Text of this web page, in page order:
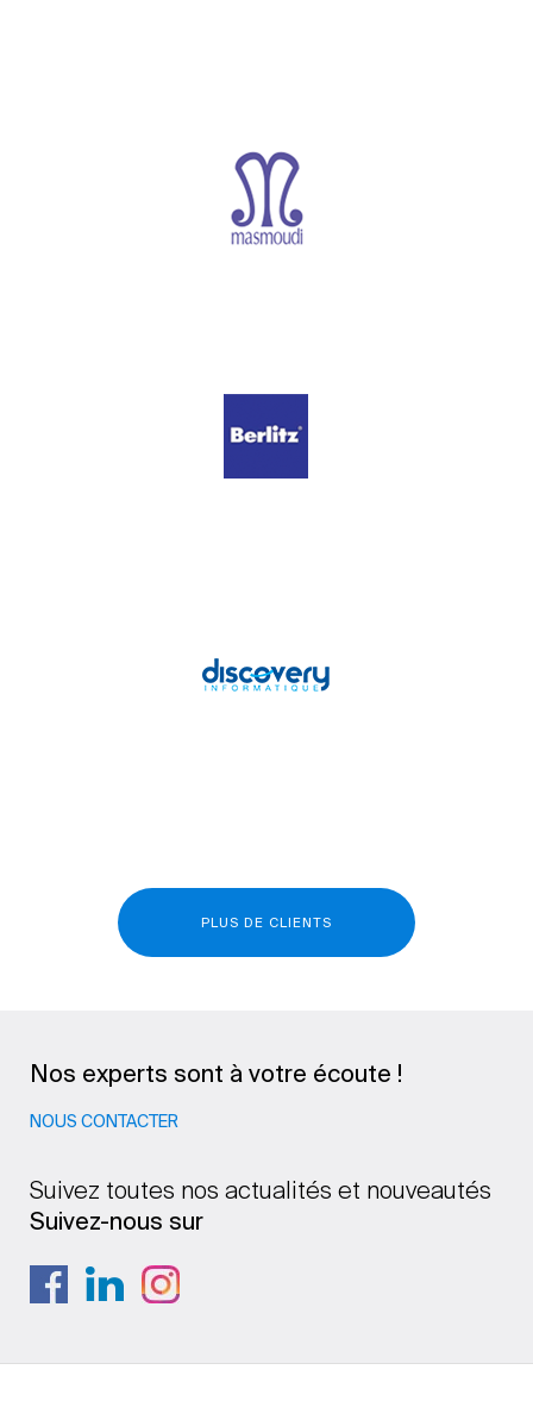
PLUS DE CLIENTS
Nos experts sont à votre écoute !
NOUS CONTACTER
Suivez toutes nos actualités et nouveautés
Suivez-nous sur